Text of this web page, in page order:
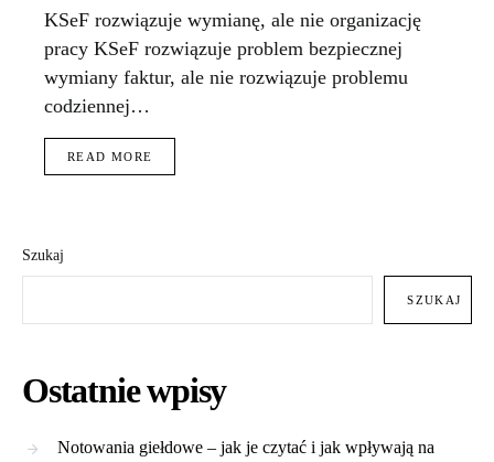
KSeF rozwiązuje wymianę, ale nie organizację
pracy KSeF rozwiązuje problem bezpiecznej
wymiany faktur, ale nie rozwiązuje problemu
codziennej…
READ MORE
Szukaj
SZUKAJ
Ostatnie wpisy
Notowania giełdowe – jak je czytać i jak wpływają na